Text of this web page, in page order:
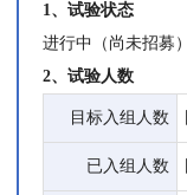
1、试验状态
进行中（尚未招募）
2、试验人数
目标入组人数
已入组人数